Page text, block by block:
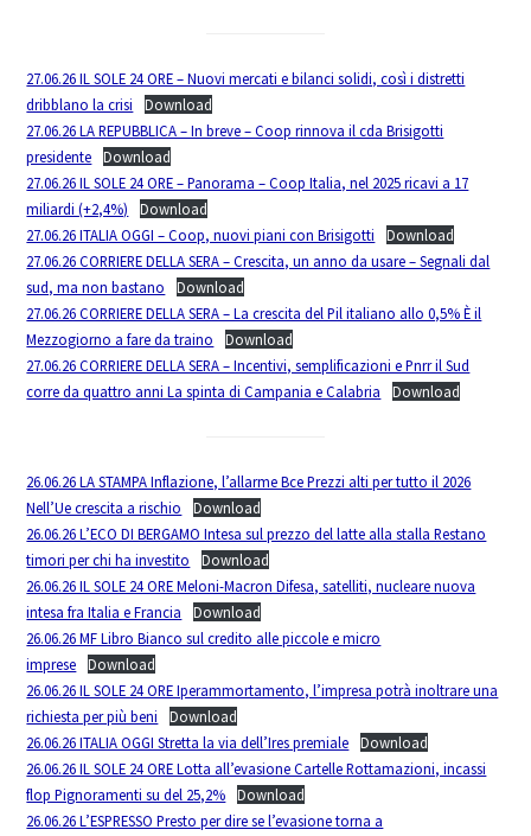
27.06.26 IL SOLE 24 ORE – Nuovi mercati e bilanci solidi, così i distretti
dribblano la crisi
Download
27.06.26 LA REPUBBLICA – In breve – Coop rinnova il cda Brisigotti
presidente
Download
27.06.26 IL SOLE 24 ORE – Panorama – Coop Italia, nel 2025 ricavi a 17
miliardi (+2,4%)
Download
27.06.26 ITALIA OGGI – Coop, nuovi piani con Brisigotti
Download
27.06.26 CORRIERE DELLA SERA – Crescita, un anno da usare – Segnali dal
sud, ma non bastano
Download
27.06.26 CORRIERE DELLA SERA – La crescita del Pil italiano allo 0,5% È il
Mezzogiorno a fare da traino
Download
27.06.26 CORRIERE DELLA SERA – Incentivi, semplificazioni e Pnrr il Sud
corre da quattro anni La spinta di Campania e Calabria
Download
26.06.26 LA STAMPA Inflazione, l’allarme Bce Prezzi alti per tutto il 2026
Nell’Ue crescita a rischio
Download
26.06.26 L’ECO DI BERGAMO Intesa sul prezzo del latte alla stalla Restano
timori per chi ha investito
Download
26.06.26 IL SOLE 24 ORE Meloni-Macron Difesa, satelliti, nucleare nuova
intesa fra Italia e Francia
Download
26.06.26 MF Libro Bianco sul credito alle piccole e micro
imprese
Download
26.06.26 IL SOLE 24 ORE Iperammortamento, l’impresa potrà inoltrare una
richiesta per più beni
Download
26.06.26 ITALIA OGGI Stretta la via dell’Ires premiale
Download
26.06.26 IL SOLE 24 ORE Lotta all’evasione Cartelle Rottamazioni, incassi
flop Pignoramenti su del 25,2%
Download
26.06.26 L’ESPRESSO Presto per dire se l’evasione torna a